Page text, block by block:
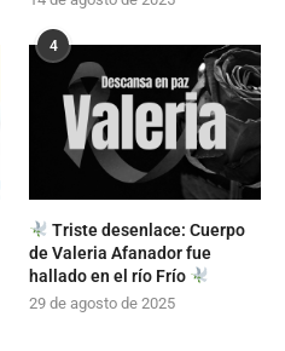
4
Triste desenlace: Cuerpo
de Valeria Afanador fue
hallado en el río Frío
29 de agosto de 2025